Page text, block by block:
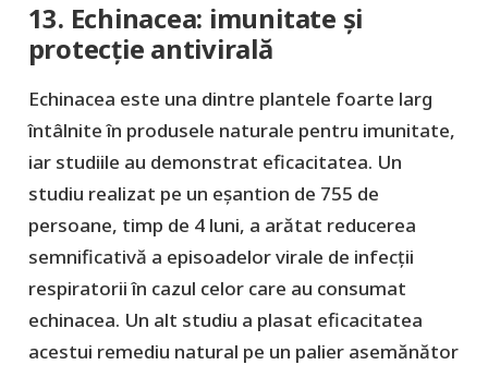
13. Echinacea: imunitate și
protecție antivirală
Echinacea este una dintre plantele foarte larg
întâlnite în produsele naturale pentru imunitate,
iar studiile au demonstrat eficacitatea. Un
studiu realizat pe un eșantion de 755 de
persoane, timp de 4 luni, a arătat reducerea
semnificativă a episoadelor virale de infecții
respiratorii în cazul celor care au consumat
echinacea. Un alt studiu a plasat eficacitatea
acestui remediu natural pe un palier asemănător